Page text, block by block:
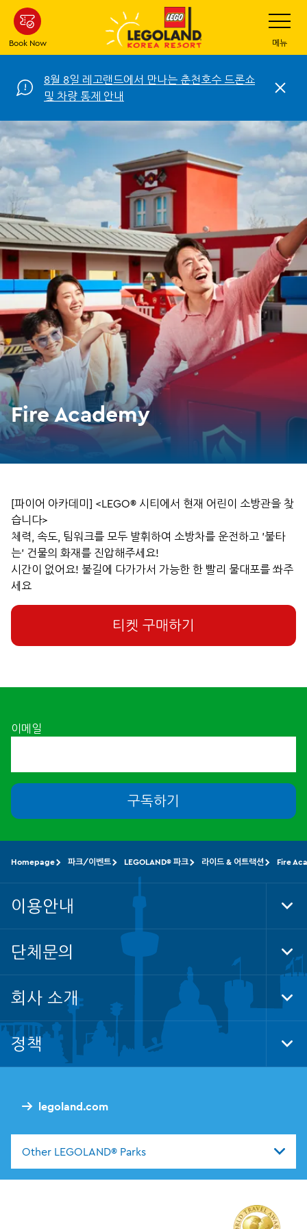
Skip
main
content
Book Now
Toggle
메뉴
8월 8일 레고랜드에서 만나는 춘천호수 드론쇼
및 차량 통제 안내
C
o
e
Fire Academy
[파이어 아카데미] <LEGO® 시티에서 현재 어린이 소방관을 찾
습니다>
체력, 속도, 팀워크를 모두 발휘하여 소방차를 운전하고 '불타
는' 건물의 화재를 진압해주세요!
시간이 없어요! 불길에 다가가서 가능한 한 빨리 물대포를 쏴주
세요
티켓 구매하기
이메일
구독하기
legoland.com
Other LEGOLAND® Parks
Homepage 파크/이벤트 LEGOLAND® 파크 라이드 & 어트랙션 Fire
이용안내
단체문의
회사 소개
정책